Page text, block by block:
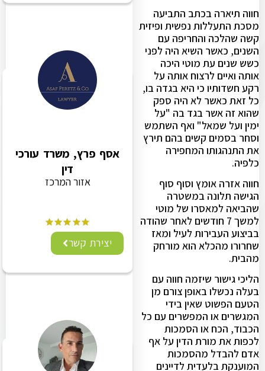
חווה תיארה בכתב התביעה
מסכת התעללות נפשית ופיזית
קשה שהלכה והחריפה עם
השנים, כאשר השיא היה לפני
כשש שנים עת מוטי היכה
אותה ואיים לרצוח אותה על
רקע חשדותיו כי היא בגדה בו,
כל זאת כאשר לא היה ספק
שהוא זה אשר בגד בה "על
ימין ועל שמאל" ואף השתמש
וסחר בסמים קשים בהם תירץ
את התנהגותו המחפירה
כלפיה.
חווה אזרה אומץ וסוף סוף
הגישה תלונה במשטרה
שהביאה למאסרו של מוטי
למשך 7 חודשים לאחר שהודה
בביצוע העבירות לעיל ומאז
שחרורו מהכלא הוא מורחק
מהבית.
הליכי גישור שיזמה חווה עם
בעלה נכשלו באופן צורם מן
הטעם הפשוט שאין בידי
המגשרים או המפשרים עם כל
הכבוד, הכח או הסמכות
לכפות את מורת הדין על אף
אדם להבדל מהסמכות
המוענקת בלעדית לדיינים
אסף פרץ, משרד עורכי
דין
אזור המרכז
יצירת קשר